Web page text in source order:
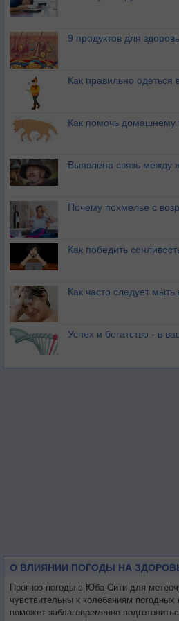
9 продуктов для
Как правильно одеться
Как помочь домашнему
Выявлена связь между
Почему похмелье с
Как победить
Как часто следует мыть
Успех и богатство - в
О ВЛИЯНИИ ПОГОДЫ НА
Прогноз погоды в Юба-Сити для
чувствительны к колебаниям
поможет заблаговременно